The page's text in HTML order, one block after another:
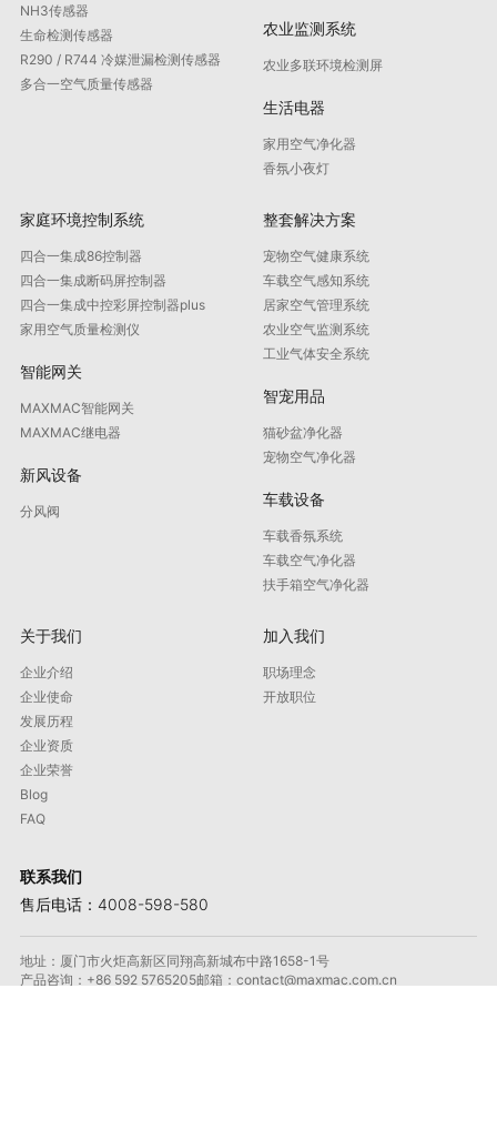
NH3传感器
生命检测传感器
R290 / R744 冷媒泄漏检测传感器
多合一空气质量传感器
农业监测系统
农业多联环境检测屏
生活电器
家用空气净化器
香氛小夜灯
家庭环境控制系统
四合一集成86控制器
四合一集成断码屏控制器
四合一集成中控彩屏控制器plus
家用空气质量检测仪
智能网关
MAXMAC智能网关
MAXMAC继电器
新风设备
分风阀
整套解决方案
宠物空气健康系统
车载空气感知系统
居家空气管理系统
农业空气监测系统
工业气体安全系统
智宠用品
猫砂盆净化器
宠物空气净化器
车载设备
车载香氛系统
车载空气净化器
扶手箱空气净化器
关于我们
企业介绍
企业使命
发展历程
企业资质
企业荣誉
Blog
FAQ
加入我们
职场理念
开放职位
联系我们
售后电话：4008-598-580
地址：厦门市火炬高新区同翔高新城布中路1658-1号
产品咨询：+86 592 5765205邮箱：contact@maxmac.com.cn